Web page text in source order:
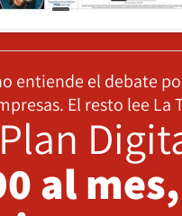
entiende el debate
El resto lee La
Plan
al